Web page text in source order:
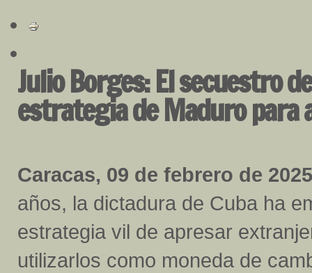
Julio Borges: El secuestro
estrategia de Maduro
Caracas, 09 de febrero de
años, la dictadura de Cuba ha
estrategia vil de apresar
utilizarlos como moneda de